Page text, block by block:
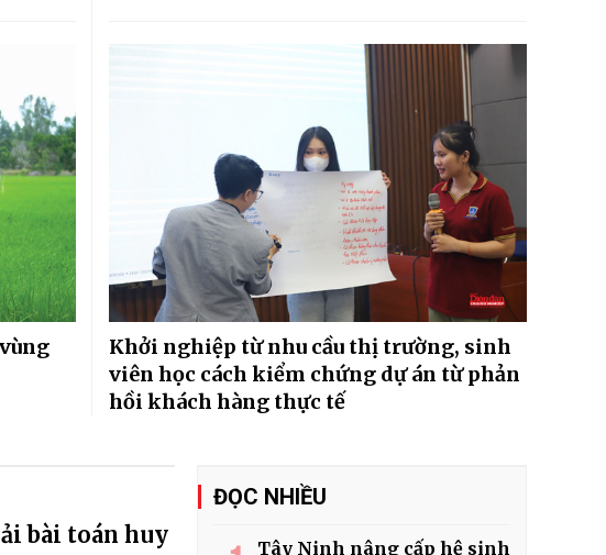
Khởi nghiệp từ nhu cầu thị trường, sinh
viên học cách kiểm chứng dự án từ phản
hồi khách hàng thực tế
bài toán huy
ĐỌC NHIỀU
Tây Ninh nâng cấp hệ sinh